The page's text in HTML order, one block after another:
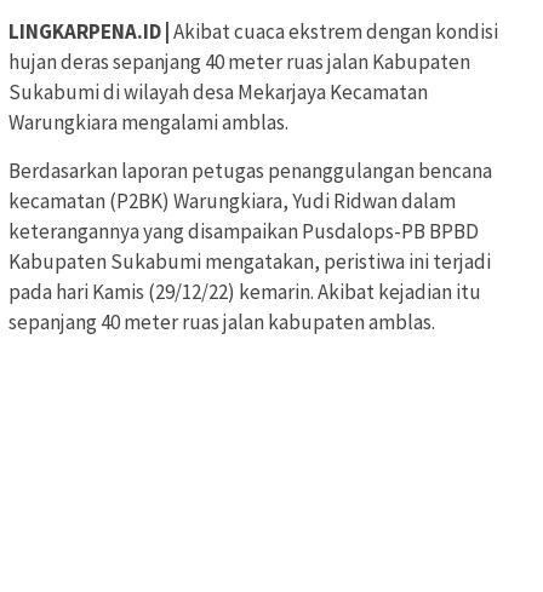
LINGKARPENA.ID | Akibat cuaca ekstrem dengan kondisi
hujan deras sepanjang 40 meter ruas jalan Kabupaten
Sukabumi di wilayah desa Mekarjaya Kecamatan
Warungkiara mengalami amblas.
Berdasarkan laporan petugas penanggulangan bencana
kecamatan (P2BK) Warungkiara, Yudi Ridwan dalam
keterangannya yang disampaikan Pusdalops-PB BPBD
Kabupaten Sukabumi mengatakan, peristiwa ini terjadi
pada hari Kamis (29/12/22) kemarin. Akibat kejadian itu
sepanjang 40 meter ruas jalan kabupaten amblas.